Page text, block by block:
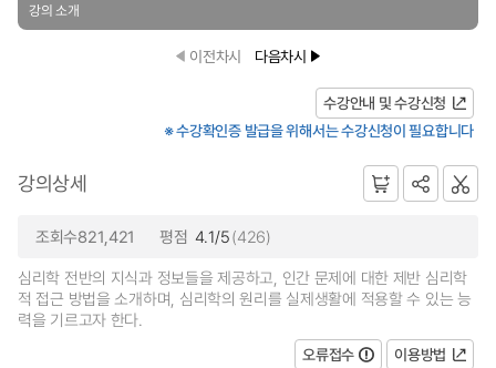
강의 소개
이전차시 다음차시
수강안내 및 수강신청
※ 수강확인증 발급을 위해서는 수강신청이 필요합니다
강의상세
조회수821,421 평점 4.1/5(426)
심리학 전반의 지식과 정보들을 제공하고, 인간 문제에 대한 제반 심리학
적 접근 방법을 소개하며, 심리학의 원리를 실제생활에 적용할 수 있는 능
력을 기르고자 한다.
오류접수
이용방법